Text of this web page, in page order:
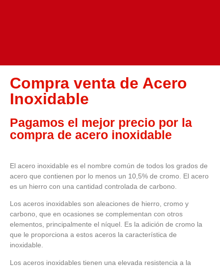
Compra venta de Acero
Inoxidable
Pagamos el mejor precio por la
compra de acero inoxidable
El acero inoxidable es el nombre común de todos los grados de
acero que contienen por lo menos un 10,5% de cromo. El acero
es un hierro con una cantidad controlada de carbono.
Los aceros inoxidables son aleaciones de hierro, cromo y
carbono, que en ocasiones se complementan con otros
elementos, principalmente el níquel. Es la adición de cromo la
que le proporciona a estos aceros la característica de
inoxidable.
Los aceros inoxidables tienen una elevada resistencia a la